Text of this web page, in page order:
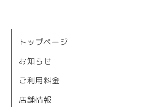
トップページ
お知らせ
ご利用料金
店舗情報